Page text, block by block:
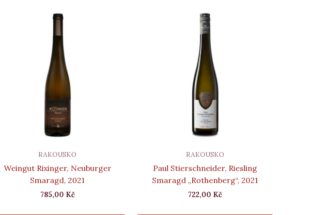
RAKOUSKO
Weingut Rixinger, Neuburger
Smaragd, 2021
785,00 Kč
RAKOUSKO
Paul Stierschneider, Riesling
Smaragd „Rothenberg“, 2021
722,00 Kč